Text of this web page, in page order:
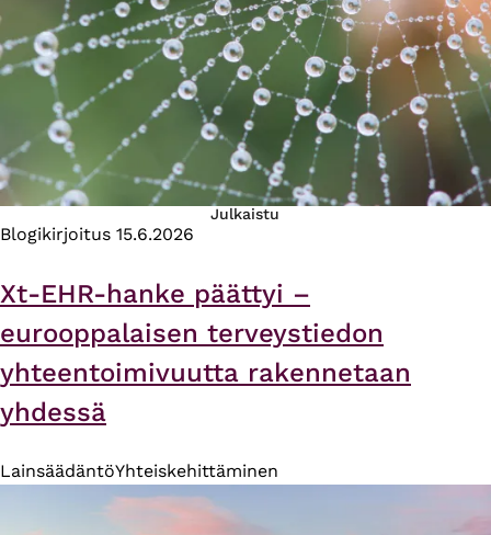
Julkaistu
Blogikirjoitus 15.6.2026
Xt-EHR-hanke päättyi –
eurooppalaisen terveystiedon
yhteentoimivuutta rakennetaan
yhdessä
LainsäädäntöYhteiskehittäminen